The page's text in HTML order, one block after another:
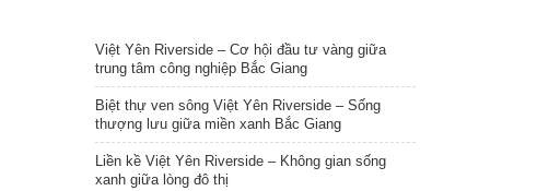
Việt Yên Riverside – Cơ hội đầu tư vàng giữa
trung tâm công nghiệp Bắc Giang
Biệt thự ven sông Việt Yên Riverside – Sống
thượng lưu giữa miền xanh Bắc Giang
Liền kề Việt Yên Riverside – Không gian sống
xanh giữa lòng đô thị